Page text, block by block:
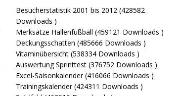
Besucherstatistik 2001 bis 2012 (428582
Downloads )
Merksätze Hallenfußball (459121 Downloads )
Deckungsschatten (485666 Downloads )
Vitaminübersicht (538334 Downloads )
Auswertung Sprinttest (376752 Downloads )
Excel-Saisonkalender (416066 Downloads )
Trainingskalender (424311 Downloads )